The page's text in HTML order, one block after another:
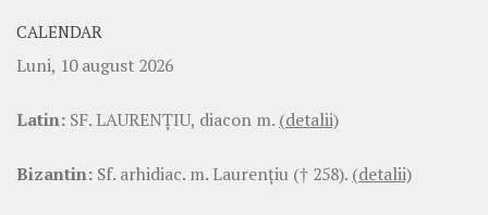
CALENDAR
Luni, 10 august 2026
Latin: SF. LAURENŢIU, diacon m. (detalii)
Bizantin: Sf. arhidiac. m. Laurenţiu († 258). (detalii)